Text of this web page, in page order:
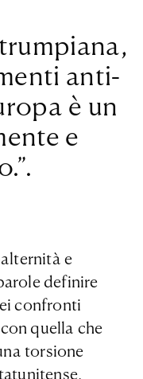
anti-
è un
e
e
definire
confronti
quella che
torsione